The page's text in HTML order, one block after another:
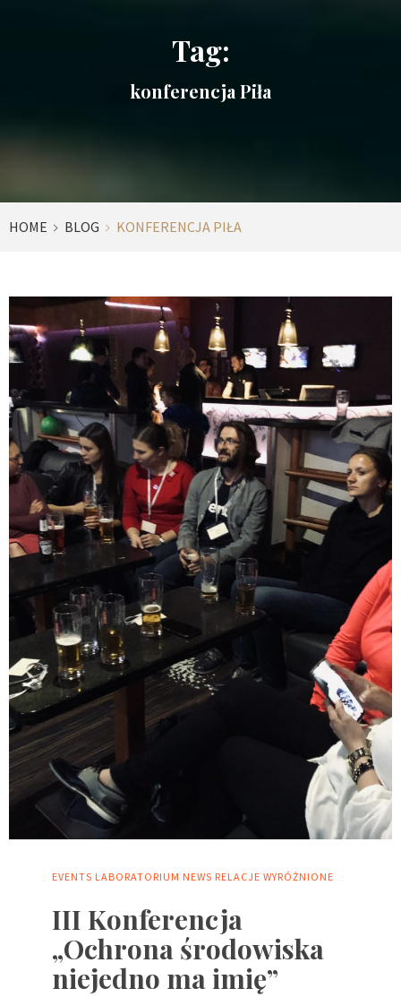
Tag:
konferencja Piła
HOME BLOG KONFERENCJA PIŁA
EVENTS LABORATORIUM NEWS RELACJE WYRÓŻNIONE
III Konferencja
„Ochrona środowiska
niejedno ma imię”